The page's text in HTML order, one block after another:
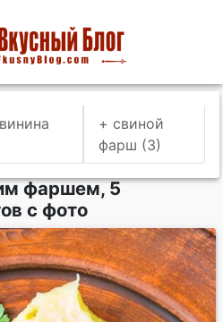
+ свиной
фарш (3)
фаршем, 5
с фото